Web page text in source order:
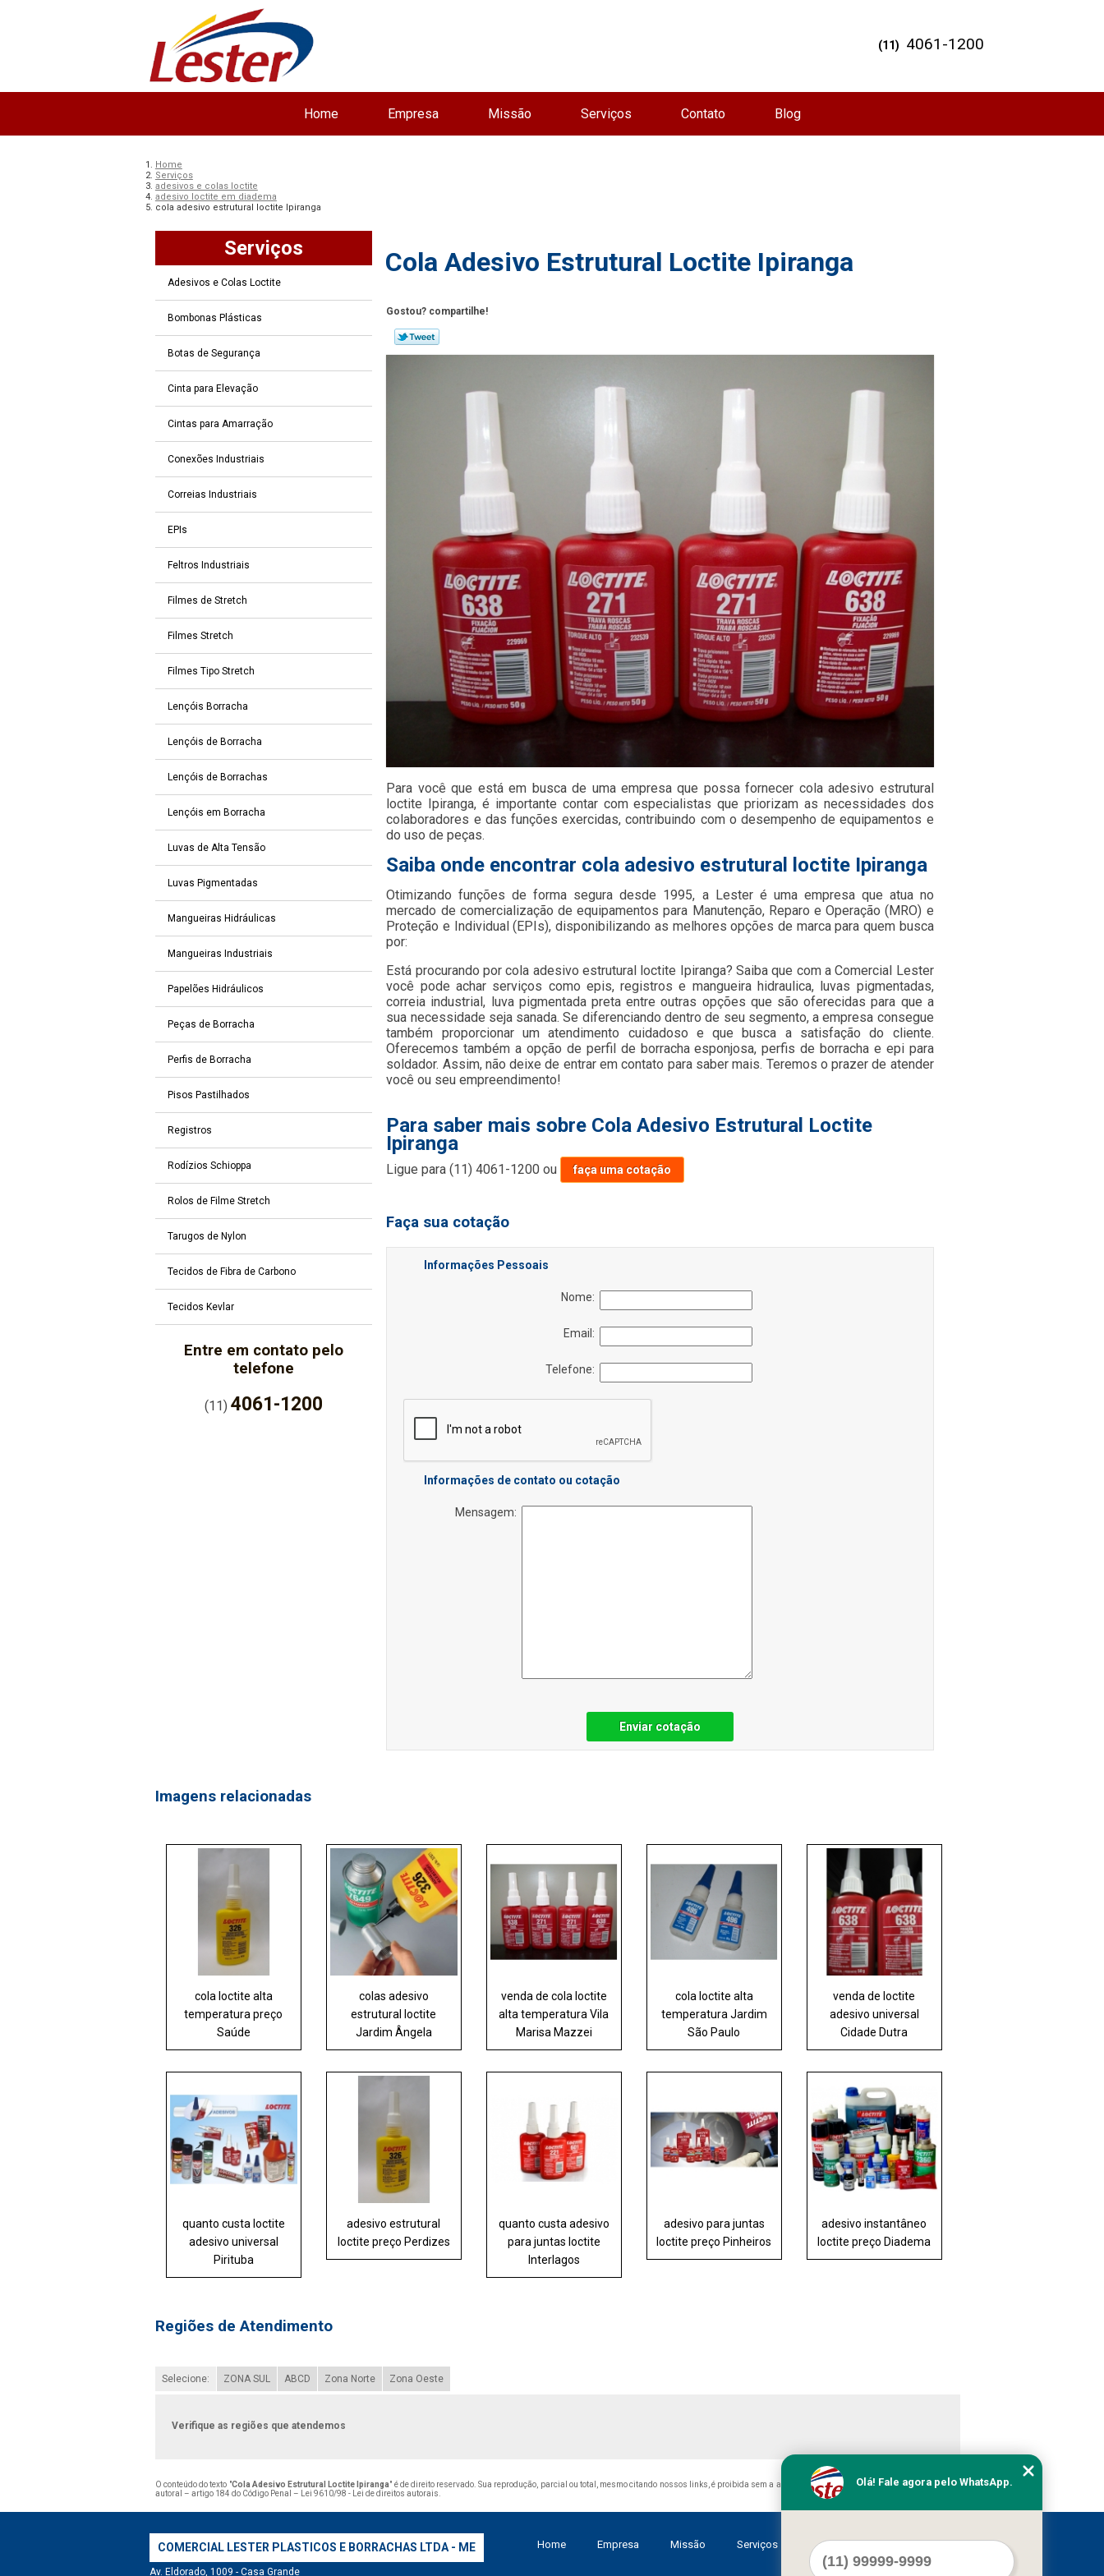
Home Empresa Missão Serviços Contato Blog
(11) 4061-1200
Home
Serviços
adesivos e colas loctite
adesivo loctite em diadema
cola adesivo estrutural loctite Ipiranga
Serviços
Adesivos e Colas Loctite
Bombonas Plásticas
Botas de Segurança
Cinta para Elevação
Cintas para Amarração
Conexões Industriais
Correias Industriais
EPIs
Feltros Industriais
Filmes de Stretch
Filmes Stretch
Filmes Tipo Stretch
Lençóis Borracha
Lençóis de Borracha
Lençóis de Borrachas
Lençóis em Borracha
Luvas de Alta Tensão
Luvas Pigmentadas
Mangueiras Hidráulicas
Mangueiras Industriais
Papelões Hidráulicos
Peças de Borracha
Perfis de Borracha
Pisos Pastilhados
Registros
Rodízios Schioppa
Rolos de Filme Stretch
Tarugos de Nylon
Tecidos de Fibra de Carbono
Tecidos Kevlar
Entre em contato pelo
telefone
(11)4061-1200
Cola Adesivo Estrutural Loctite Ipiranga
Gostou? compartilhe!
Para você que está em busca de uma empresa que possa fornecer cola adesivo estrutural
loctite Ipiranga, é importante contar com especialistas que priorizam as necessidades dos
colaboradores e das funções exercidas, contribuindo com o desempenho de equipamentos e
do uso de peças.
Saiba onde encontrar cola adesivo estrutural loctite Ipiranga
Otimizando funções de forma segura desde 1995, a Lester é uma empresa que atua no
mercado de comercialização de equipamentos para Manutenção, Reparo e Operação (MRO) e
Proteção e Individual (EPIs), disponibilizando as melhores opções de marca para quem busca
por:
Está procurando por cola adesivo estrutural loctite Ipiranga? Saiba que com a Comercial Lester
você pode achar serviços como epis, registros e mangueira hidraulica, luvas pigmentadas,
correia industrial, luva pigmentada preta entre outras opções que são oferecidas para que a
sua necessidade seja sanada. Se diferenciando dentro de seu segmento, a empresa consegue
também proporcionar um atendimento cuidadoso e que busca a satisfação do cliente.
Oferecemos também a opção de perfil de borracha esponjosa, perfis de borracha e epi para
soldador. Assim, não deixe de entrar em contato para saber mais. Teremos o prazer de atender
você ou seu empreendimento!
Para saber mais sobre Cola Adesivo Estrutural Loctite
Ipiranga
Ligue para(11) 4061-1200 ou faça uma cotação
Faça sua cotação
Informações Pessoais
Nome:
Email:
Telefone:
Informações de contato ou cotação
Mensagem:
Enviar cotação
Imagens relacionadas
cola loctite alta
temperatura preço
Saúde
colas adesivo
estrutural loctite
Jardim Ângela
venda de cola loctite
alta temperatura Vila
Marisa Mazzei
cola loctite alta
temperatura Jardim
São Paulo
venda de loctite
adesivo universal
Cidade Dutra
quanto custa loctite
adesivo universal
Pirituba
adesivo estrutural
loctite preço Perdizes
quanto custa adesivo
para juntas loctite
Interlagos
adesivo para juntas
loctite preço Pinheiros
adesivo instantâneo
loctite preço Diadema
Regiões de Atendimento
Selecione: ZONA SUL ABCD Zona Norte Zona Oeste
Verifique as regiões que atendemos
O conteúdo do texto "Cola Adesivo Estrutural Loctite Ipiranga" é de direito reservado. Sua reprodução, parcial ou total, mesmo citando nossos links, é proibida sem a autorização do autor. Crime de violação de direito
autoral – artigo 184 do Código Penal –
Lei 9610/98 - Lei de direitos autorais
COMERCIAL LESTER PLASTICOS E BORRACHAS LTDA - ME
Av. Eldorado, 1009 - Casa Grande
Home Empresa Missão Serviços Contato Mapa do site
Olá! Fale agora pelo WhatsApp.